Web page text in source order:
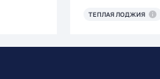
ТЕПЛАЯ ЛОДЖИЯ